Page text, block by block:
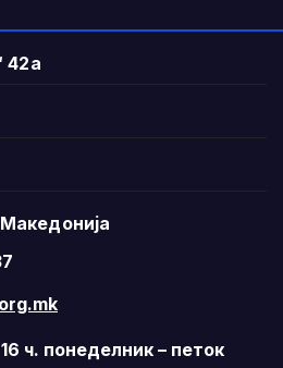
42а
ч. понеделник – петок